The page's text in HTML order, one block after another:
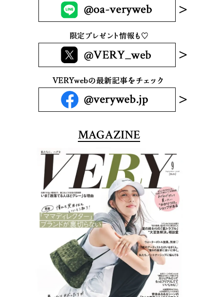
MAGAZINE